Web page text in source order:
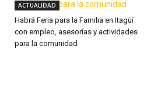
ACTUALIDAD
Habrá Feria para la Familia en Itagüí
con empleo, asesorías y actividades
para la comunidad